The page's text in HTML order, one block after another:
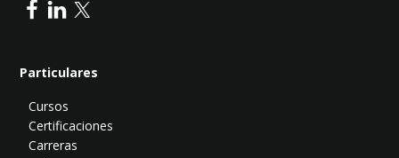
Particulares
Cursos
Certificaciones
Carreras